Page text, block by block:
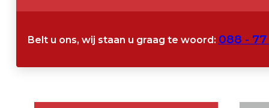
Belt u ons, wij staan u graag te woord: 088 -